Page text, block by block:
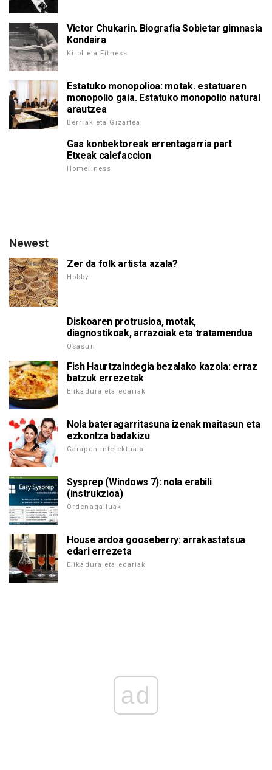
Victor Chukarin. Biografia Sobietar gimnasia
Kondaira
Kirol eta Fitness
Estatuko monopolioa: motak. estatuaren
monopolio gaia. Estatuko monopolio natural
arautzea
Berriak eta Gizartea
Gas konbektoreak errentagarria part
Etxeak calefaccion
Homeliness
Newest
Zer da folk artista azala?
Hobby
Diskoaren protrusioa, motak,
diagnostikoak, arrazoiak eta tratamendua
Osasun
Fish Haurtzaindegia bezalako kazola: erraz
batzuk errezetak
Elikadura eta edariak
Nola bateragarritasuna izenak maitasun eta
ezkontza badakizu
Garapen intelektuala
Sysprep (Windows 7): nola erabili
(instrukzioa)
Ordenagailuak
House ardoa gooseberry: arrakastatsua
edari errezeta
Elikadura eta edariak
ad